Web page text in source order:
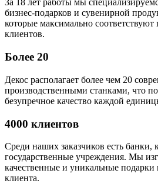
За 18 лет работы мы
бизнес-подарков и сувенирной
которые максимально
клиентов.
Более 20
Декос располагает более чем 20
производственными станками, что
безупречное качество каждой
4000 клиентов
Среди наших заказчиков есть
государственные учреждения. Мы
качественные и уникальные подарки
клиента.